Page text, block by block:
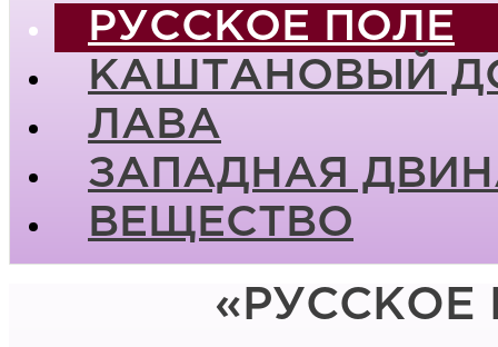
РУССКОЕ ПОЛЕ
КАШТАНОВЫЙ
ЛАВА
ЗАПАДНАЯ
ВЕЩЕСТВО
«РУССКОЕ